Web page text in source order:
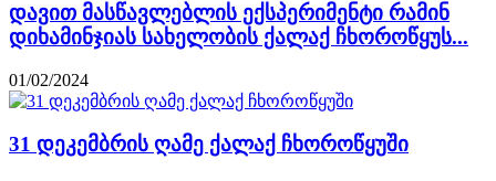
დავით მასწავლებლის ექსპერიმენტი რამინ
დიხამინჯიას სახელობის ქალაქ ჩხოროწყუს...
01/02/2024
31 დეკემბრის ღამე ქალაქ ჩხოროწყუში